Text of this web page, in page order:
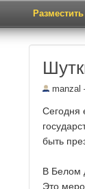
manzal
Сегодня
быть
В Белом
Это